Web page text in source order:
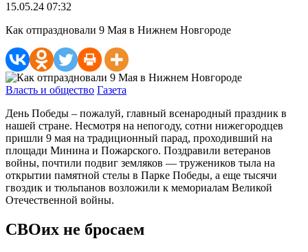
15.05.24 07:32
Как отпраздновали 9 Мая в Нижнем Новгороде
Власть и общество Газета
День Победы – пожалуй, главный всенародный праздник в
нашей стране. Несмотря на непогоду, сотни нижегородцев
пришли 9 мая на традиционный парад, проходивший на
площади Минина и Пожарского. Поздравили ветеранов
войны, почтили подвиг земляков — тружеников тыла на
открытии памятной стелы в Парке Победы, а еще тысячи
гвоздик и тюльпанов возложили к мемориалам Великой
Отечественной войны.
СВОих не бросаем